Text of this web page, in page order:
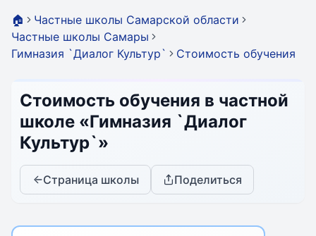
🏠
Частные школы Самарской области
Частные школы Самары
Гимназия `Диалог Культур`
Стоимость обучения
Стоимость обучения в частной
школе «Гимназия `Диалог
Культур`»
Страница школы Поделиться